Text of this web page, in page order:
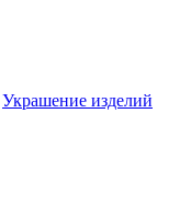
Украшение изделий